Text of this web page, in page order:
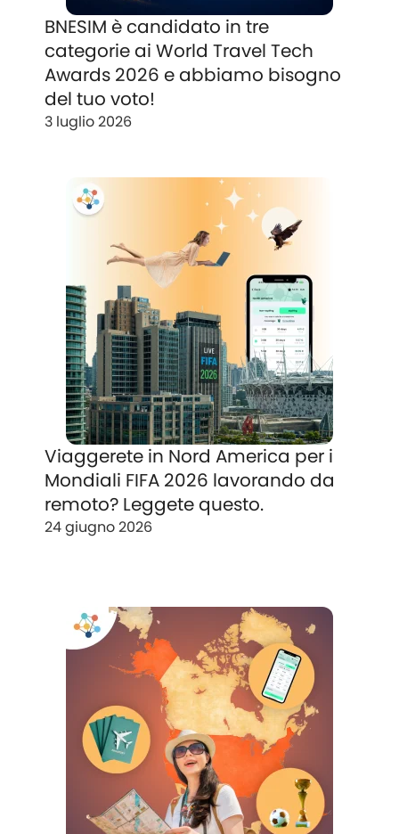
BNESIM è candidato in tre
categorie ai World Travel Tech
Awards 2026 e abbiamo bisogno
del tuo voto!
3 luglio 2026
Viaggerete in Nord America per i
Mondiali FIFA 2026 lavorando da
remoto? Leggete questo.
24 giugno 2026